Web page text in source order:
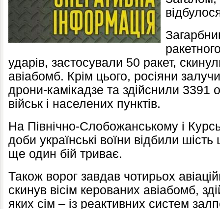
ударів, застосували 50 ракет,
авіабомб. Крім цього, росіяни
дрони-камікадзе та здійснили 3391
військ і населених пунктів.
На Північно-Слобожанському і
доби українські воїни відбили
ще один бій триває.
Також ворог завдав чотирьох
скинув вісім керованих авіабомб,
яких сім – із реактивних систем